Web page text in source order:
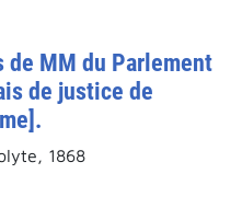
de MM du Parlement
de justice de
1868